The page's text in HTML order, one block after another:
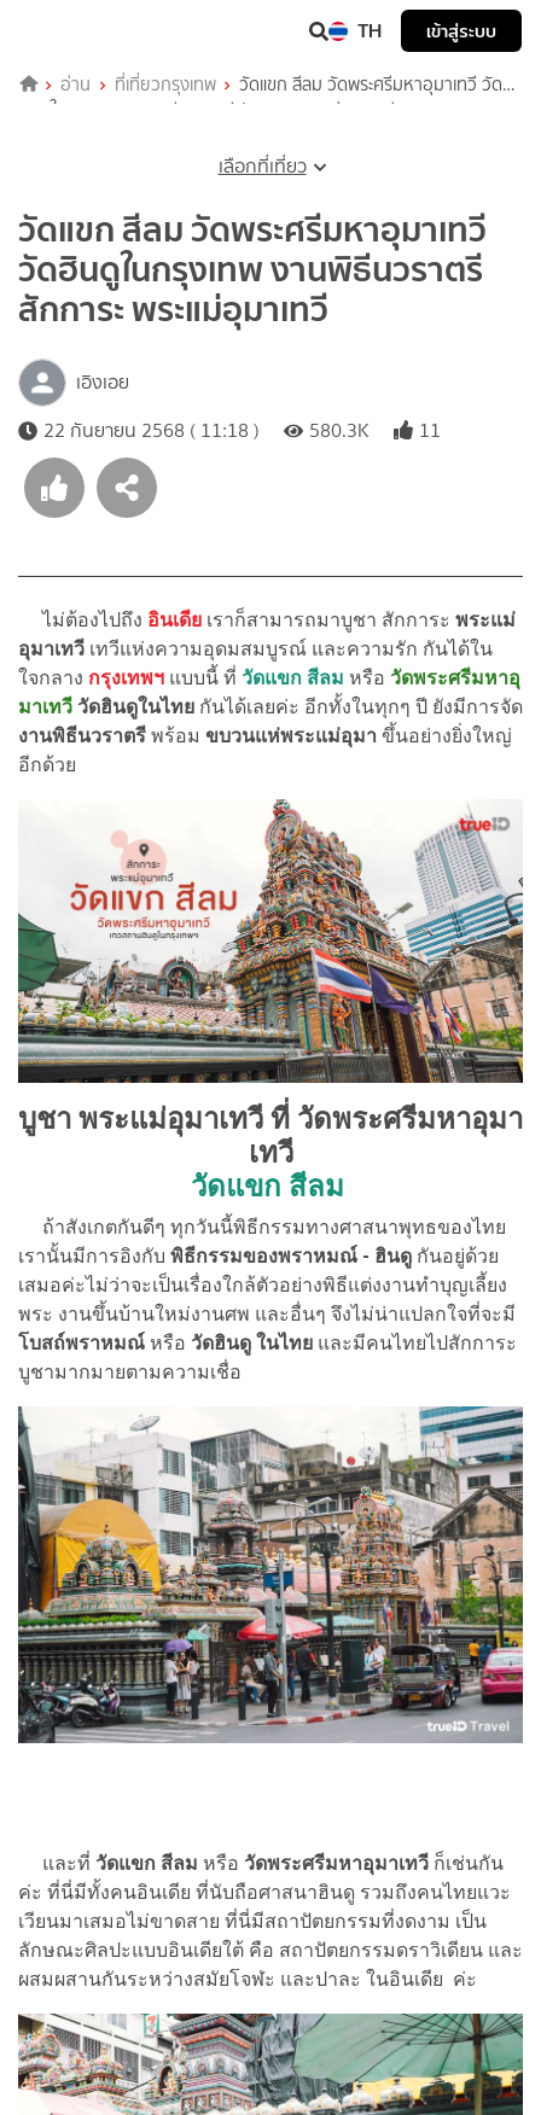
TH เข้าสู่ระบบ
อ่าน ที่เที่ยวกรุงเทพ
วัดแขก สีลม วัดพระศรีมหาอุมาเทวี วัด
ฮินดูในกรุงเทพ งานพิธีนวราตรี สักการะ พระแม่อุมาเทวี
เลือกที่เที่ยว
วัดแขก สีลม วัดพระศรีมหาอุมาเทวี
วัดฮินดูในกรุงเทพ งานพิธีนวราตรี
สักการะ พระแม่อุมาเทวี
เอิงเอย
22 กันยายน 2568 ( 11:18 )
580.3K 11
ไม่ต้องไปถึง อินเดีย เราก็สามารถมาบูชา สักการะ พระแม่
อุมาเทวี เทวีแห่งความอุดมสมบูรณ์ และความรัก กันได้ใน
ใจกลาง กรุงเทพฯ แบบนี้ ที่ วัดแขก สีลม หรือ วัดพระศรีมหาอุ
มาเทวี วัดฮินดูในไทย กันได้เลยค่ะ อีกทั้งในทุกๆ ปี ยังมีการจัด
งานพิธีนวราตรี พร้อม ขบวนแห่พระแม่อุมา ขึ้นอย่างยิ่งใหญ่
อีกด้วย
บูชา พระแม่อุมาเทวี ที่ วัดพระศรีมหาอุมา
เทวี
วัดแขก สีลม
ถ้าสังเกตกันดีๆ ทุกวันนี้พิธีกรรมทางศาสนาพุทธของไทย
เรานั้นมีการอิงกับ พิธีกรรมของพราหมณ์ - ฮินดู กันอยู่ด้วย
เสมอค่ะไม่ว่าจะเป็นเรื่องใกล้ตัวอย่างพิธีแต่งงานทำบุญเลี้ยง
พระ งานขึ้นบ้านใหม่งานศพ และอื่นๆ จึงไม่น่าแปลกใจที่จะมี
โบสถ์พราหมณ์ หรือ วัดฮินดู ในไทย และมีคนไทยไปสักการะ
บูชามากมายตามความเชื่อ
และที่ วัดแขก สีลม หรือ วัดพระศรีมหาอุมาเทวี ก็เช่นกัน
ค่ะ ที่นี่มีทั้งคนอินเดีย ที่นับถือศาสนาฮินดู รวมถึงคนไทยแวะ
เวียนมาเสมอไม่ขาดสาย ที่นี่มีสถาปัตยกรรมที่งดงาม เป็น
ลักษณะศิลปะแบบอินเดียใต้ คือ สถาปัตยกรรมดราวิเดียน และ
ผสมผสานกันระหว่างสมัยโจฬะ และปาละ ในอินเดีย ค่ะ